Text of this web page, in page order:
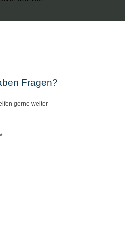
Fragen?
gerne weiter